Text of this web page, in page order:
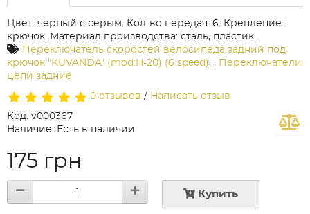
Цвет: черный с серым. Кол-во передач: 6. Крепление:
крючок. Материал производства: сталь, пластик.
Переключатель скоростей велосипеда задний под
крючок "KUVANDA" (mod:H-20) (6 speed), , Переключатели
цепи задние
0 отзывов / Написать отзыв
Код: v000367
Наличие: Есть в наличии
175 грн
Купить